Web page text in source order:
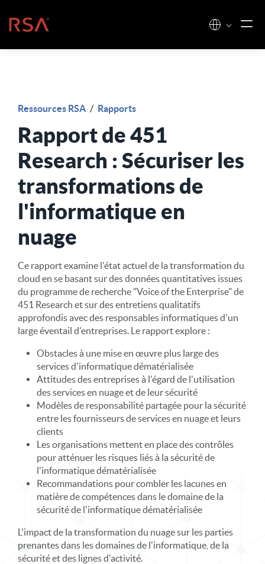
Accueil
Ressources RSA / Rapports
Rapport de 451
Research : Sécuriser les
transformations de
l'informatique en
nuage
Ce rapport examine l'état actuel de la transformation du
cloud en se basant sur des données quantitatives issues
du programme de recherche "Voice of the Enterprise" de
451 Research et sur des entretiens qualitatifs
approfondis avec des responsables informatiques d'un
large éventail d'entreprises. Le rapport explore :
Obstacles à une mise en œuvre plus large des
services d'informatique dématérialisée
Attitudes des entreprises à l'égard de l'utilisation
des services en nuage et de leur sécurité
Modèles de responsabilité partagée pour la sécurité
entre les fournisseurs de services en nuage et leurs
clients
Les organisations mettent en place des contrôles
pour atténuer les risques liés à la sécurité de
l'informatique dématérialisée
Recommandations pour combler les lacunes en
matière de compétences dans le domaine de la
sécurité de l'informatique dématérialisée
L'impact de la transformation du nuage sur les parties
prenantes dans les domaines de l'informatique, de la
sécurité et des lignes d'activité.